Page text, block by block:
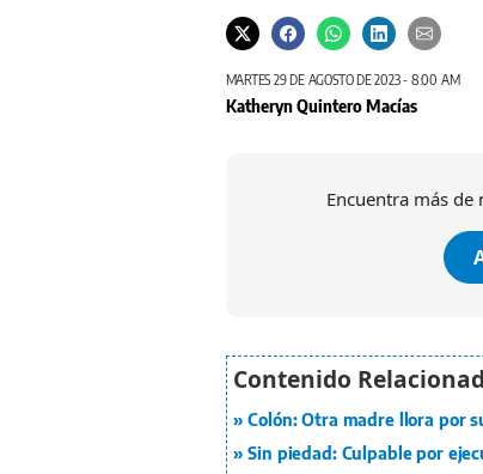
MARTES 29 DE AGOSTO DE 2023 - 8:00 AM
Katheryn Quintero Macías
Encuentra más
Colón: Otra madre llora por
Sin piedad: Culpable por